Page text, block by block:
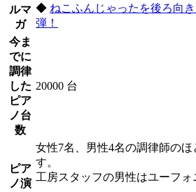
ルマ
ガ
◆ ねこふんじゃったを後ろ向
弾！
今ま
でに
調律
した
ピア
ノ台
数
20000 台
ピア
ノ演
女性7名、男性4名の調律師の
す。
工房スタッフの男性はユーフォ